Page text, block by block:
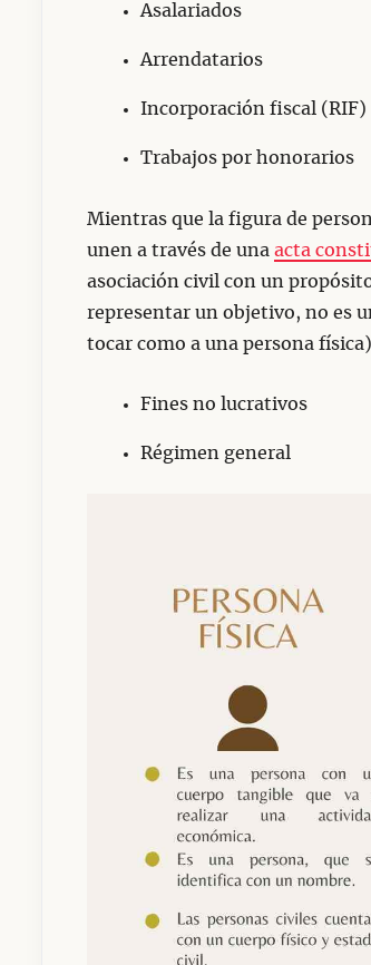
Asalariados
Arrendatarios
Incorporación fiscal (RIF)
Trabajos por honorarios
Mientras que la figura de
unen a través de una acta
asociación civil con un
representar un objetivo, no es
tocar como a una persona
Fines no lucrativos
Régimen general